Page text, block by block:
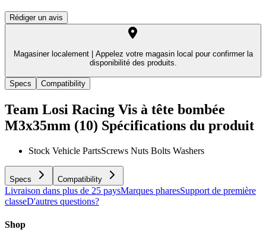
Rédiger un avis
Magasiner localement |
Appelez votre magasin local pour confirmer la
disponibilité des produits.
Specs Compatibility
Team Losi Racing Vis à tête bombée
M3x35mm (10) Spécifications du produit
Stock Vehicle PartsScrews Nuts Bolts Washers
Specs Compatibility
Livraison dans plus de 25 paysMarques pharesSupport de première
classeD'autres questions?
Shop